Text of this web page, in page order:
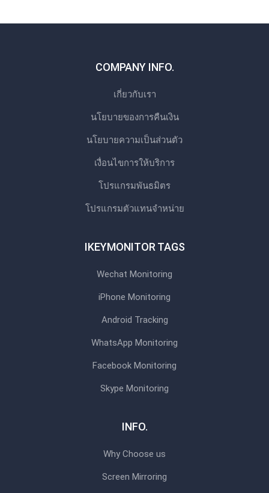
COMPANY INFO.
เกี่ยวกับเรา
นโยบายของการคืนเงิน
นโยบายความเป็นส่วนตัว
เงื่อนไขการให้บริการ
โปรแกรมพันธมิตร
โปรแกรมตัวแทนจําหน่าย
IKEYMONITOR TAGS
Wechat Monitoring
iPhone Monitoring
Android Tracking
WhatsApp Monitoring
Facebook Monitoring
Skype Monitoring
INFO.
Why Choose us
Screen Mirroring